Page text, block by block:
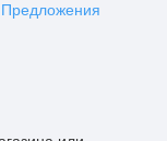
Предложения